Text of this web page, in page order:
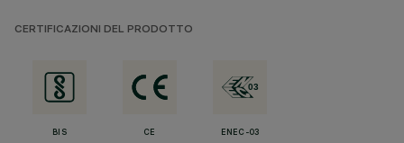
CERTIFICAZIONI DEL PRODOTTO
BIS CE ENEC-03